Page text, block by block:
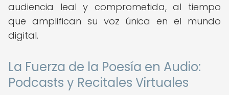
audiencia leal y comprometida, al tiempo
que amplifican su voz única en el mundo
digital.
La Fuerza de la Poesía en Audio:
Podcasts y Recitales Virtuales